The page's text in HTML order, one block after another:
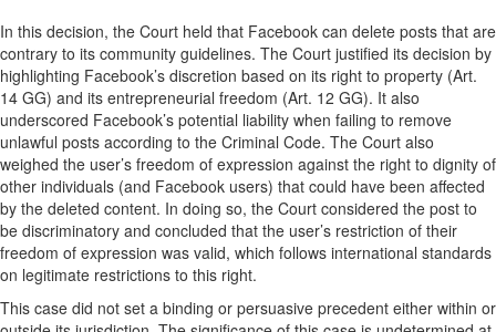
In this decision, the Court held that Facebook can delete posts that are
contrary to its community guidelines. The Court justified its decision by
highlighting Facebook’s discretion based on its right to property (Art.
14 GG) and its entrepreneurial freedom (Art. 12 GG). It also
underscored Facebook’s potential liability when failing to remove
unlawful posts according to the Criminal Code. The Court also
weighed the user’s freedom of expression against the right to dignity of
other individuals (and Facebook users) that could have been affected
by the deleted content. In doing so, the Court considered the post to
be discriminatory and concluded that the user’s restriction of their
freedom of expression was valid, which follows international standards
on legitimate restrictions to this right.
This case did not set a binding or persuasive precedent either within or